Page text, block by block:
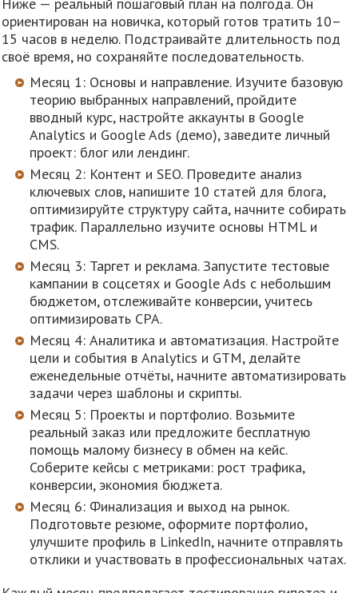
Ниже — реальный пошаговый план на полгода. Он
ориентирован на новичка, который готов тратить 10–
15 часов в неделю. Подстраивайте длительность под
своё время, но сохраняйте последовательность.
Месяц 1: Основы и направление. Изучите базовую
теорию выбранных направлений, пройдите
вводный курс, настройте аккаунты в Google
Analytics и Google Ads (демо), заведите личный
проект: блог или лендинг.
Месяц 2: Контент и SEO. Проведите анализ
ключевых слов, напишите 10 статей для блога,
оптимизируйте структуру сайта, начните собирать
трафик. Параллельно изучите основы HTML и
CMS.
Месяц 3: Таргет и реклама. Запустите тестовые
кампании в соцсетях и Google Ads с небольшим
бюджетом, отслеживайте конверсии, учитесь
оптимизировать CPA.
Месяц 4: Аналитика и автоматизация. Настройте
цели и события в Analytics и GTM, делайте
еженедельные отчёты, начните автоматизировать
задачи через шаблоны и скрипты.
Месяц 5: Проекты и портфолио. Возьмите
реальный заказ или предложите бесплатную
помощь малому бизнесу в обмен на кейс.
Соберите кейсы с метриками: рост трафика,
конверсии, экономия бюджета.
Месяц 6: Финализация и выход на рынок.
Подготовьте резюме, оформите портфолио,
улучшите профиль в LinkedIn, начните отправлять
отклики и участвовать в профессиональных чатах.